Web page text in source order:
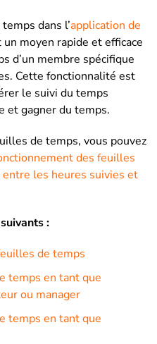
dans l’application de
un moyen rapide et efficace
d’un membre spécifique
Cette fonctionnalité est
le suivi du temps
et gagner du temps.
de temps, vous pouvez
des feuilles
les heures suivies et
:
de temps
temps en tant que
ou manager
temps en tant que